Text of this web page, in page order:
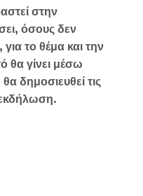
στην
όσους δεν
το θέμα και την
γίνει μέσω
δημοσιευθεί τις